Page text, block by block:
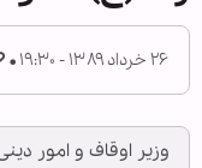
۲۶ خرداد ۱۳۸۹ - ۱۹:۳۰
وزیر اوقاف و امور